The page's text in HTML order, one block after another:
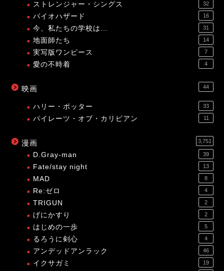
ストレンジャー・シングス 32
バイオハザード 16
今、私たちの学校は… 31
地面師たち 14
実写版ワンピース 7
愛の不時着 4
映画 44
ハリー・ポッター 33
パイレーツ・オブ・カリビアン 11
漫画 3,751
D.Gray-man 39
Fate/stay night 13
MAD 8
Re:ゼロ 4
TRIGUN 2
げにかすり 2
はじめの一歩 5
るろうに剣心 4
アンデッドアンラック 46
イクサガミ 19